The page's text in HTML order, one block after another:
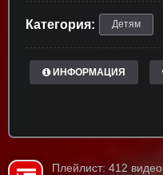
Категория: Детям
ИНФОРМАЦИЯ
Плейлист: 412 видео